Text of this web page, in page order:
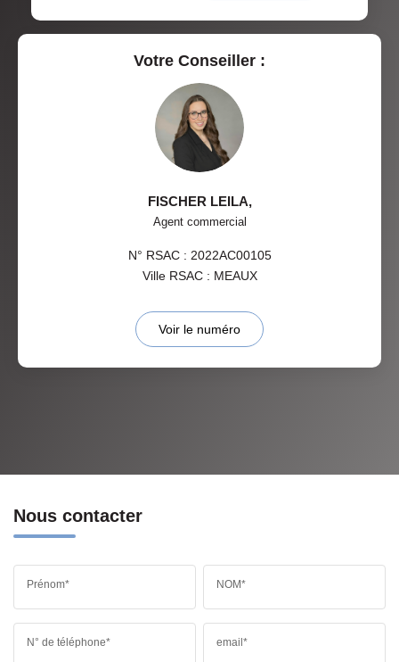
Votre Conseiller :
FISCHER LEILA,
Agent commercial
N° RSAC : 2022AC00105
Ville RSAC : MEAUX
Voir le numéro
Nous contacter
Prénom* NOM*
N° de téléphone* email*